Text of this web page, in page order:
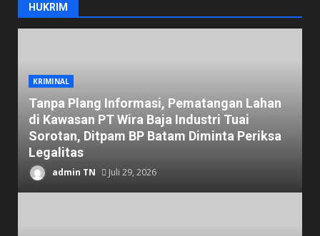
HUKRIM
KRIMINAL
Tanpa Plang Informasi, Pematangan Lahan
di Kawasan PT Wira Baja Industri Tuai
Sorotan, Ditpam BP Batam Diminta Periksa
Legalitas
admin TN Juli 29, 2026